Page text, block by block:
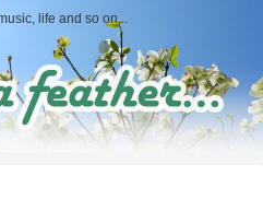
life and so on...